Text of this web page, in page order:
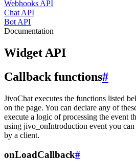
Webhooks API
Chat API
Bot API
Documentation
Widget API
Callback functions#
JivoChat executes the functions listed
on the page. You can declare any of
execute a logic of processing the event
using jivo_onIntroduction event you can
by a client.
onLoadCallback#